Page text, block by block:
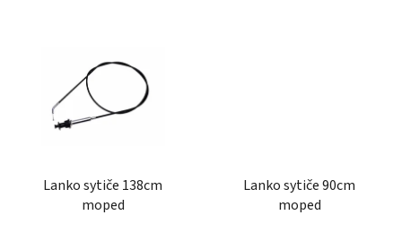
Lanko sytiče 138cm
moped
Lanko sytiče 90cm
moped